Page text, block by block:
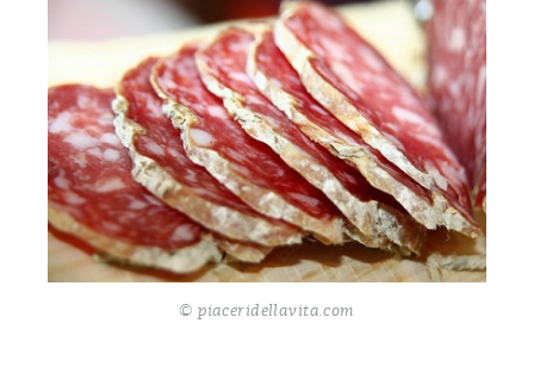
© piaceridellavita.com